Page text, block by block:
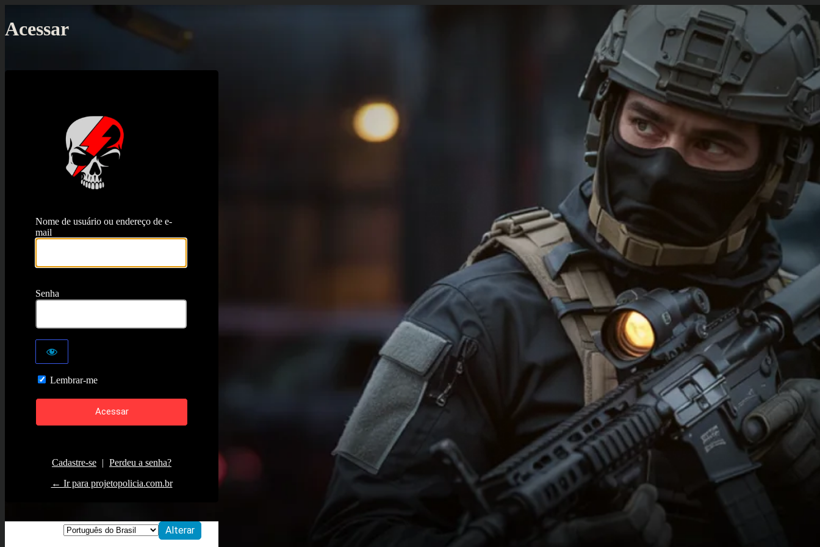
Acessar
https://projetopolicia.com.br
Nome de usuário ou endereço de e-
mail
Senha
Lembrar-me
Cadastre-se | Perdeu a senha?
← Ir para projetopolicia.com.br